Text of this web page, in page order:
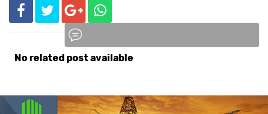
No related post available